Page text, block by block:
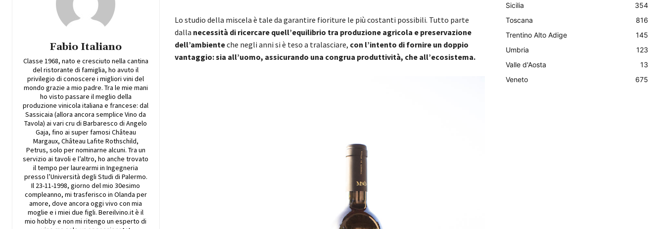
Fabio Italiano
Classe 1968, nato e cresciuto nella cantina
del ristorante di famiglia, ho avuto il
privilegio di conoscere i migliori vini del
mondo grazie a mio padre. Tra le mie mani
ho visto passare il meglio della
produzione vinicola italiana e francese: dal
Sassicaia (allora ancora semplice Vino da
Tavola) ai vari cru di Barbaresco di Angelo
Gaja, fino ai super famosi Château
Margaux, Château Lafite Rothschild,
Petrus, solo per nominarne alcuni. Tra un
servizio ai tavoli e l’altro, ho anche trovato
il tempo per laurearmi in Ingegneria
presso l’Università degli Studi di Palermo.
Il 23-11-1998, giorno del mio 30esimo
compleanno, mi trasferisco in Olanda per
amore, dove ancora oggi vivo con mia
moglie e i miei due figli. Bereilvino.it è il
mio hobby e non mi ritengo un esperto di
Lo studio della miscela è tale da garantire fioriture le più costanti possibili. Tutto parte
dalla necessità di ricercare quell’equilibrio tra produzione agricola e preservazione
dell’ambienteche negli anni si è teso a tralasciare, con l’intento di fornire un doppio
vantaggio: sia all’uomo, assicurando una congrua produttività, che all’ecosistema.
Sicilia
354
Toscana
816
Trentino Alto Adige
145
Umbria
123
Valle d'Aosta
13
Veneto
675